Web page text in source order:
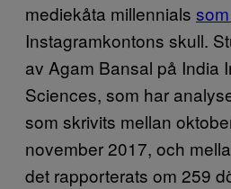
mediekåta millennials
Instagramkontons skull.
av Agam Bansal på India
Sciences, som har
som skrivits mellan
november 2017, och
det rapporterats om 259